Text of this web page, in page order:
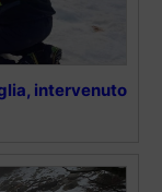
intervenuto